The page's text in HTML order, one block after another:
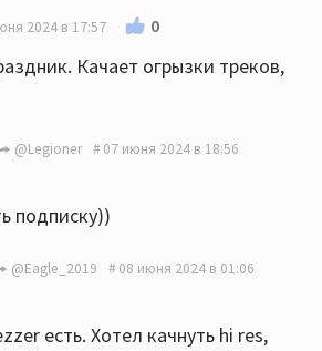
2024 в 17:57 0
Качает огрызки треков,
@Legioner 07 июня 2024 в 18:56
подписку))
@Eagle_2019 08 июня 2024 в 01:06
есть. Хотел качнуть hi res,